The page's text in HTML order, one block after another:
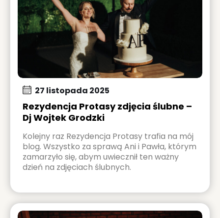
27 listopada 2025
Rezydencja Protasy zdjęcia ślubne –
Dj Wojtek Grodzki
Kolejny raz Rezydencja Protasy trafia na mój
blog. Wszystko za sprawą Ani i Pawła, którym
zamarzyło się, abym uwiecznił ten ważny
dzień na zdjęciach ślubnych.